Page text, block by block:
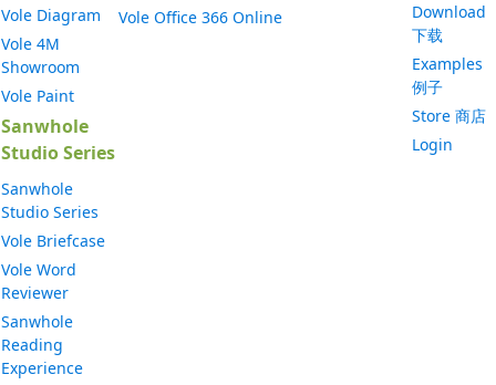
Vole Diagram
Vole 4M
Showroom
Vole Paint
Sanwhole
Studio Series
Sanwhole
Studio Series
Vole Briefcase
Vole Word
Reviewer
Sanwhole
Reading
Experience
Vole Office 366 Online
Download
下载
Examples
例子
Store 商店
Login